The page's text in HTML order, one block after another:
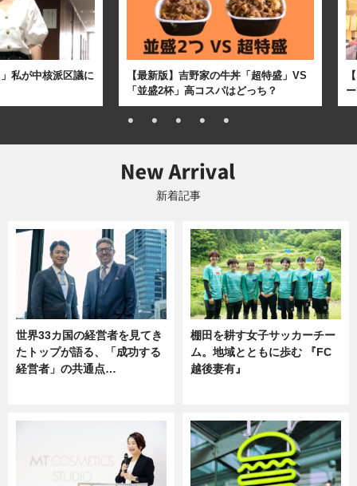
私が中核派区議に
【最新版】吉野家の牛丼「超特盛」VS
「並盛2杯」高コスパはどっち？
新着記事
世界33カ国の経営者を見てき
たトップが語る、「成功する
経営者」の共通点…
棚田を耕す女子サッカーチー
ム。地域とともに歩む 『FC
越後妻有』